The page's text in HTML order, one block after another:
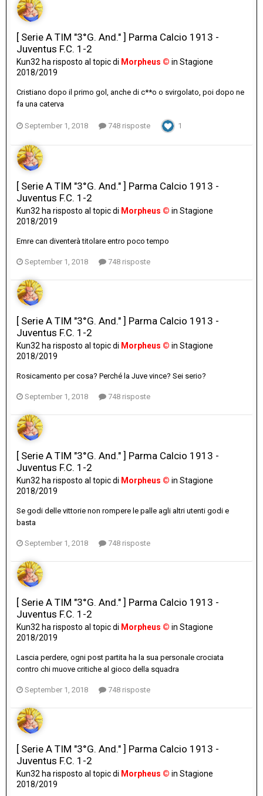
[ Serie A TIM "3°G. And." ] Parma Calcio 1913 -
Juventus F.C. 1-2
Kun32 ha risposto al topic di Morpheus © in Stagione
2018/2019
Cristiano dopo il primo gol, anche di c**o o svirgolato, poi dopo ne
fa una caterva
September 1, 2018 748 risposte 1
[ Serie A TIM "3°G. And." ] Parma Calcio 1913 -
Juventus F.C. 1-2
Kun32 ha risposto al topic di Morpheus © in Stagione
2018/2019
Emre can diventerà titolare entro poco tempo
September 1, 2018 748 risposte
[ Serie A TIM "3°G. And." ] Parma Calcio 1913 -
Juventus F.C. 1-2
Kun32 ha risposto al topic di Morpheus © in Stagione
2018/2019
Rosicamento per cosa? Perché la Juve vince? Sei serio?
September 1, 2018 748 risposte
[ Serie A TIM "3°G. And." ] Parma Calcio 1913 -
Juventus F.C. 1-2
Kun32 ha risposto al topic di Morpheus © in Stagione
2018/2019
Se godi delle vittorie non rompere le palle agli altri utenti godi e
basta
September 1, 2018 748 risposte
[ Serie A TIM "3°G. And." ] Parma Calcio 1913 -
Juventus F.C. 1-2
Kun32 ha risposto al topic di Morpheus © in Stagione
2018/2019
Lascia perdere, ogni post partita ha la sua personale crociata
contro chi muove critiche al gioco della squadra
September 1, 2018 748 risposte
[ Serie A TIM "3°G. And." ] Parma Calcio 1913 -
Juventus F.C. 1-2
Kun32 ha risposto al topic di Morpheus © in Stagione
2018/2019